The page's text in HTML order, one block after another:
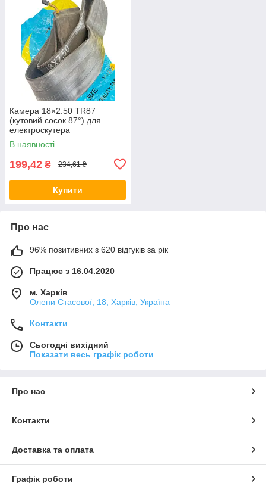
Камера 18×2.50 TR87
(кутовий сосок 87°) для
електроскутера
В наявності
199,42 ₴ 234,61 ₴
Купити
Про нас
96% позитивних з 620 відгуків за рік
Працює з 16.04.2020
м. Харків
Олени Стасової, 18, Харків, Україна
Контакти
Сьогодні вихідний
Показати весь графік роботи
Про нас
Контакти
Доставка та оплата
Графік роботи